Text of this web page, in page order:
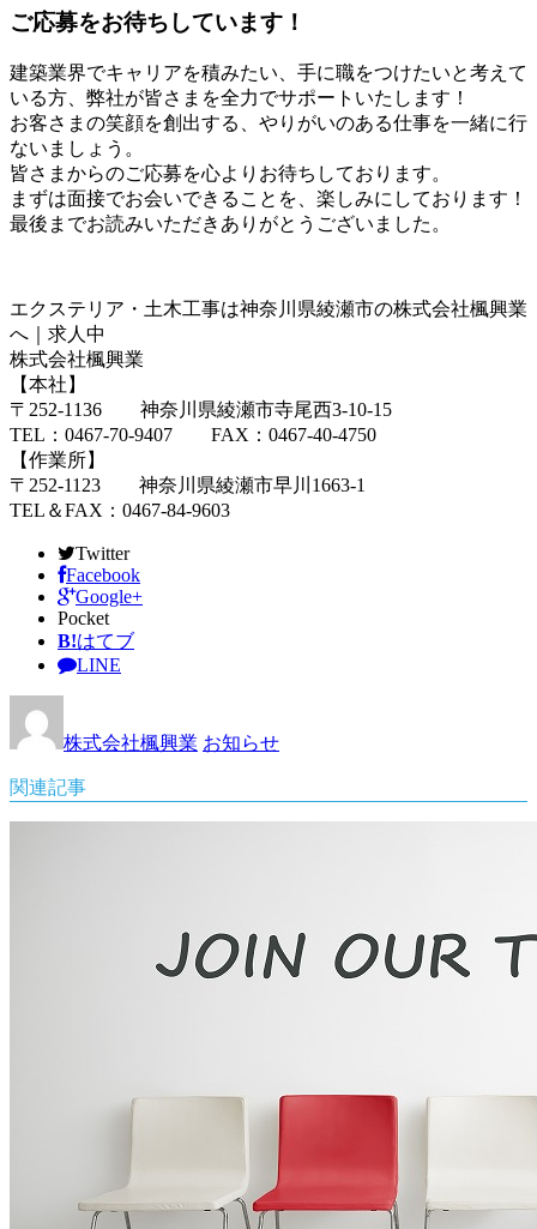
ご応募をお待ちしています！
建築業界でキャリアを積みたい、手に職をつけたいと考えて
いる方、弊社が皆さまを全力でサポートいたします！
お客さまの笑顔を創出する、やりがいのある仕事を一緒に行
ないましょう。
皆さまからのご応募を心よりお待ちしております。
まずは面接でお会いできることを、楽しみにしております！
最後までお読みいただきありがとうございました。
エクステリア・土木工事は神奈川県綾瀬市の株式会社楓興業
へ｜求人中
株式会社楓興業
【本社】
〒252-1136 神奈川県綾瀬市寺尾西3-10-15
TEL：0467-70-9407 FAX：0467-40-4750
【作業所】
〒252-1123 神奈川県綾瀬市早川1663-1
TEL＆FAX：0467-84-9603
Twitter
Facebook
Google+
Pocket
B!はてブ
LINE
株式会社楓興業 お知らせ
関連記事